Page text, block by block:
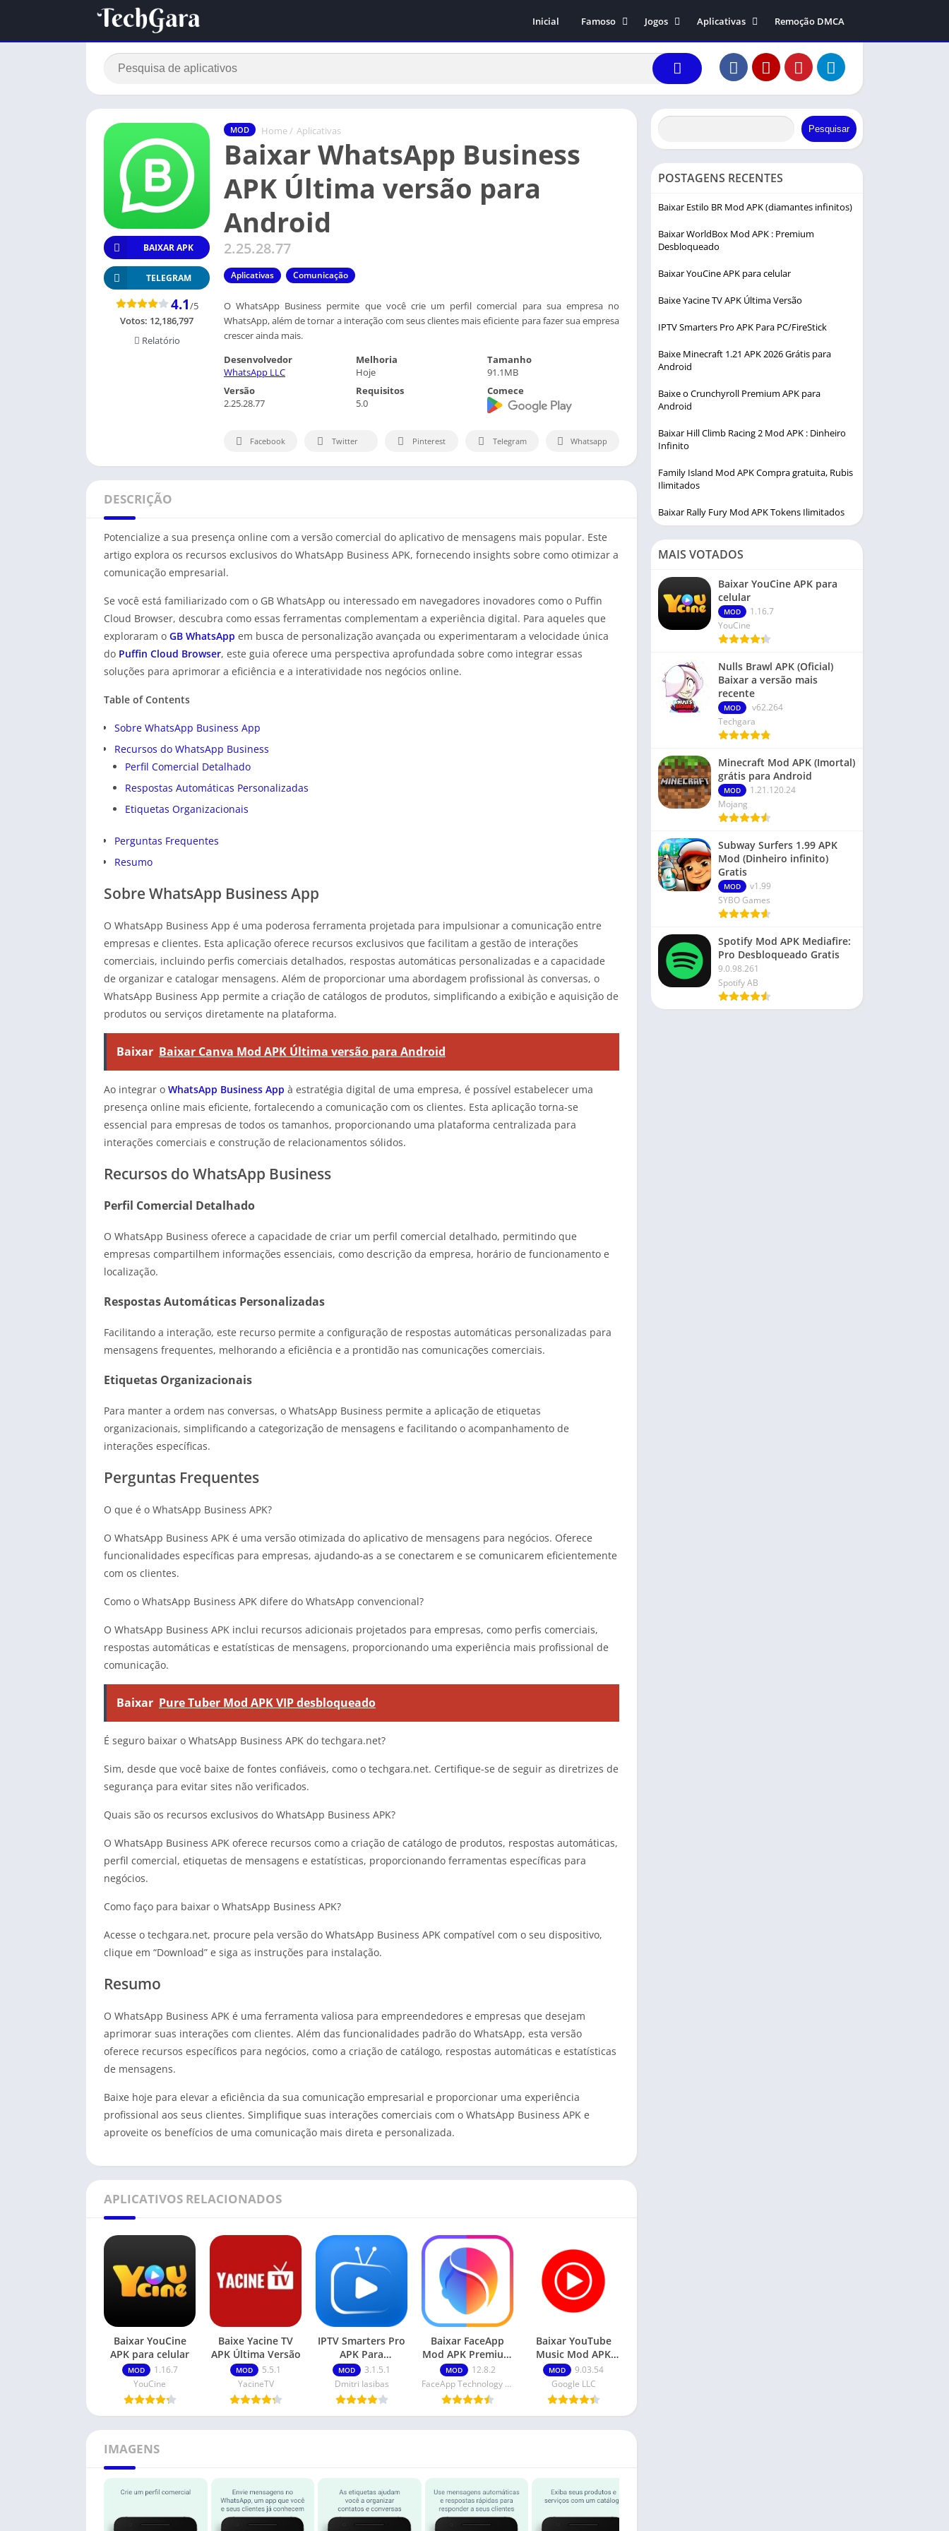
Inicial
Famoso
Subway Surfers 1.99
GTA San Andreas
Minecraft
Jogos
Ação
Arcade
Aventura
Causal
Educação
Esportes
Música
Simulação
Interpretação de papéis
Aplicativas
Comunicação
Entretenimento
Fotografia
Música e áudio
Remoção DMCA
MOD Home / Aplicativas
Baixar WhatsApp Business
APK Última versão para
Android
2.25.28.77
Aplicativas Comunicação
O WhatsApp Business permite que você crie um perfil comercial para sua empresa no
WhatsApp, além de tornar a interação com seus clientes mais eficiente para fazer sua empresa
crescer ainda mais.
BAIXAR APK
TELEGRAM
4.1/5
Votos: 12,186,797
Relatório
Desenvolvedor
WhatsApp LLC
Melhoria
Hoje
Tamanho
91.1MB
Versão
2.25.28.77
Requisitos
5.0
Comece
Facebook Twitter Pinterest Telegram Whatsapp
DESCRIÇÃO
Potencialize a sua presença online com a versão comercial do aplicativo de mensagens mais popular. Este
artigo explora os recursos exclusivos do WhatsApp Business APK, fornecendo insights sobre como otimizar a
comunicação empresarial.
Se você está familiarizado com o GB WhatsApp ou interessado em navegadores inovadores como o Puffin
Cloud Browser, descubra como essas ferramentas complementam a experiência digital. Para aqueles que
exploraram o GB WhatsApp em busca de personalização avançada ou experimentaram a velocidade única
do Puffin Cloud Browser, este guia oferece uma perspectiva aprofundada sobre como integrar essas
soluções para aprimorar a eficiência e a interatividade nos negócios online.
Table of Contents
Sobre WhatsApp Business App
Recursos do WhatsApp Business
Perfil Comercial Detalhado
Respostas Automáticas Personalizadas
Etiquetas Organizacionais
Perguntas Frequentes
Resumo
Sobre WhatsApp Business App
O WhatsApp Business App é uma poderosa ferramenta projetada para impulsionar a comunicação entre
empresas e clientes. Esta aplicação oferece recursos exclusivos que facilitam a gestão de interações
comerciais, incluindo perfis comerciais detalhados, respostas automáticas personalizadas e a capacidade
de organizar e catalogar mensagens. Além de proporcionar uma abordagem profissional às conversas, o
WhatsApp Business App permite a criação de catálogos de produtos, simplificando a exibição e aquisição de
produtos ou serviços diretamente na plataforma.
Baixar Baixar Canva Mod APK Última versão para Android
Ao integrar o WhatsApp Business App à estratégia digital de uma empresa, é possível estabelecer uma
presença online mais eficiente, fortalecendo a comunicação com os clientes. Esta aplicação torna-se
essencial para empresas de todos os tamanhos, proporcionando uma plataforma centralizada para
interações comerciais e construção de relacionamentos sólidos.
Recursos do WhatsApp Business
Perfil Comercial Detalhado
O WhatsApp Business oferece a capacidade de criar um perfil comercial detalhado, permitindo que
empresas compartilhem informações essenciais, como descrição da empresa, horário de funcionamento e
localização.
Respostas Automáticas Personalizadas
Facilitando a interação, este recurso permite a configuração de respostas automáticas personalizadas para
mensagens frequentes, melhorando a eficiência e a prontidão nas comunicações comerciais.
Etiquetas Organizacionais
Para manter a ordem nas conversas, o WhatsApp Business permite a aplicação de etiquetas
organizacionais, simplificando a categorização de mensagens e facilitando o acompanhamento de
interações específicas.
Perguntas Frequentes
O que é o WhatsApp Business APK?
O WhatsApp Business APK é uma versão otimizada do aplicativo de mensagens para negócios. Oferece
funcionalidades específicas para empresas, ajudando-as a se conectarem e se comunicarem eficientemente
com os clientes.
Como o WhatsApp Business APK difere do WhatsApp convencional?
O WhatsApp Business APK inclui recursos adicionais projetados para empresas, como perfis comerciais,
respostas automáticas e estatísticas de mensagens, proporcionando uma experiência mais profissional de
comunicação.
Baixar Pure Tuber Mod APK VIP desbloqueado
É seguro baixar o WhatsApp Business APK do techgara.net?
Sim, desde que você baixe de fontes confiáveis, como o techgara.net. Certifique-se de seguir as diretrizes de
segurança para evitar sites não verificados.
Quais são os recursos exclusivos do WhatsApp Business APK?
O WhatsApp Business APK oferece recursos como a criação de catálogo de produtos, respostas automáticas,
perfil comercial, etiquetas de mensagens e estatísticas, proporcionando ferramentas específicas para
negócios.
Como faço para baixar o WhatsApp Business APK?
Acesse o techgara.net, procure pela versão do WhatsApp Business APK compatível com o seu dispositivo,
clique em “Download” e siga as instruções para instalação.
Resumo
O WhatsApp Business APK é uma ferramenta valiosa para empreendedores e empresas que desejam
aprimorar suas interações com clientes. Além das funcionalidades padrão do WhatsApp, esta versão
oferece recursos específicos para negócios, como a criação de catálogo, respostas automáticas e estatísticas
de mensagens.
Baixe hoje para elevar a eficiência da sua comunicação empresarial e proporcionar uma experiência
profissional aos seus clientes. Simplifique suas interações comerciais com o WhatsApp Business APK e
aproveite os benefícios de uma comunicação mais direta e personalizada.
APLICATIVOS RELACIONADOS
Baixar YouCine
APK para celular
MOD
1.16.7
YouCine
Baixe Yacine TV
APK Última Versão
MOD
5.5.1
YacineTV
IPTV Smarters Pro
APK Para
PC/FireStick
MOD
3.1.5.1
Dmitri Iasibas
Baixar FaceApp
Mod APK Premium
Desbloqueado
MOD
12.8.2
FaceApp Technology Ltd
Baixar YouTube
Music Mod APK
off-line, plano de
fundo
MOD
9.03.54
Google LLC
IMAGENS
Pesquisar
POSTAGENS RECENTES
Baixar Estilo BR Mod APK (diamantes infinitos)
Baixar WorldBox Mod APK : Premium
Desbloqueado
Baixar YouCine APK para celular
Baixe Yacine TV APK Última Versão
IPTV Smarters Pro APK Para PC/FireStick
Baixe Minecraft 1.21 APK 2026 Grátis para
Android
Baixe o Crunchyroll Premium APK para
Android
Baixar Hill Climb Racing 2 Mod APK : Dinheiro
Infinito
Family Island Mod APK Compra gratuita, Rubis
Ilimitados
Baixar Rally Fury Mod APK Tokens Ilimitados
MAIS VOTADOS
Baixar YouCine APK para
celular
MOD
1.16.7
YouCine
Nulls Brawl APK (Oficial)
Baixar a versão mais
recente
MOD
v62.264
Techgara
Minecraft Mod APK (Imortal)
grátis para Android
MOD
1.21.120.24
Mojang
Subway Surfers 1.99 APK
Mod (Dinheiro infinito)
Gratis
MOD
v1.99
SYBO Games
Spotify Mod APK Mediafire:
Pro Desbloqueado Gratis
9.0.98.261
Spotify AB